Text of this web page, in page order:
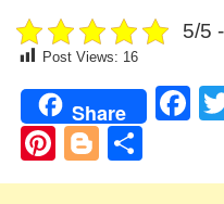
5/5
Post Views: 16
Share
Pinterest
Blogger